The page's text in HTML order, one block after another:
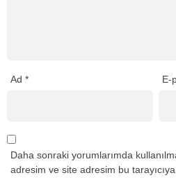
Ad * E-
Daha sonraki yorumlarımda
adresim ve site adresim bu